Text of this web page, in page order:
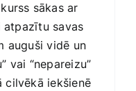
sākas ar
atpazītu savas
auguši vidē un
vai “nepareizu”
cilvēkā iekšienē